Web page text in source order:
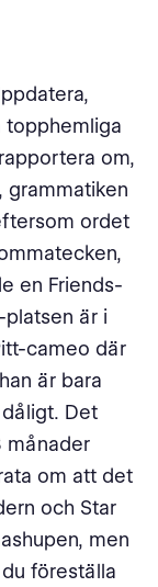
topphemliga
om,
grammatiken
ordet
en Friends-
platsen är i
cameo där
är bara
Det
månader
om att det
och Star
men
föreställa